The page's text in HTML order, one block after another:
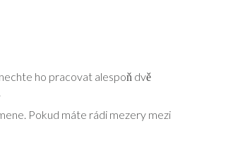
ho pracovat alespoň dvě
Pokud máte rádi mezery mezi